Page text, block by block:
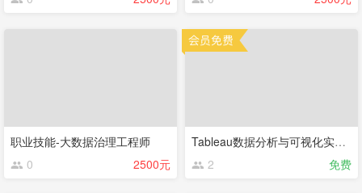
职业技能-大数据治理工程师
0
2500元
Tableau数据分析与可视化实战（回放）
2
免费